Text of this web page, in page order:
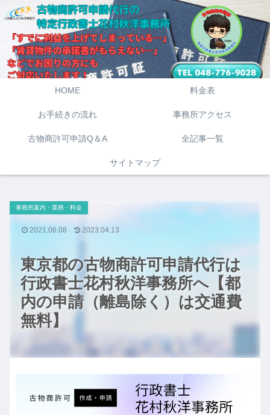
HOME 料金表
お手続きの流れ 事務所アクセス
古物商許可申請Q＆A 全記事一覧
サイトマップ
東京都の古物商許可申請代行は
行政書士花村秋洋事務所へ【都
内の申請（離島除く）は交通費
無料】
事務所案内・業務・料金
2021.06.08 2023.04.13